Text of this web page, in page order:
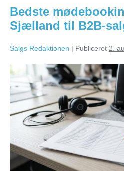
Bedste
Sjælland til B2B-
Salgs Redaktionen | Publiceret 2.
Bedste
mødebooking
bureauer
på
Sjælland
B2B-
salg